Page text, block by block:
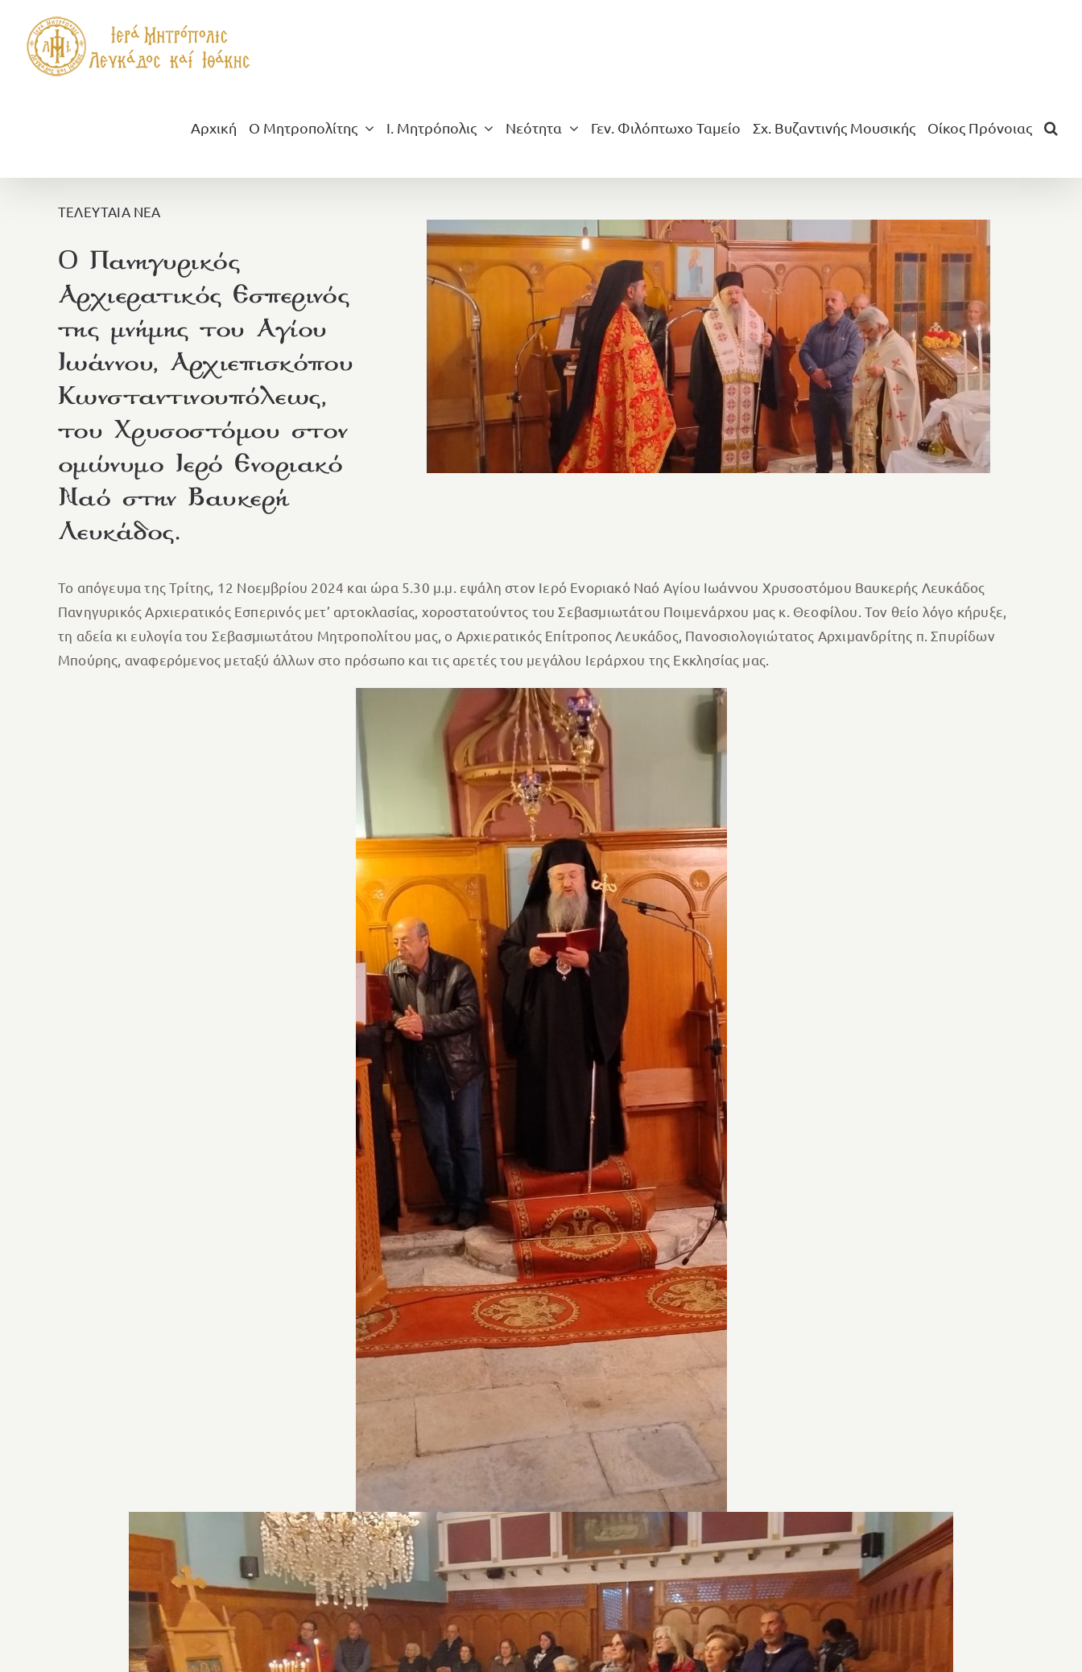
περιεχόμενο
Αρχική Ο Μητροπολίτης Ι. Μητρόπολις Νεότητα Γεν. Φιλόπτωχο Ταμείο Σχ. Βυζαντινής Μουσικής Οίκος Πρόνοιας
ΤΕΛΕΥΤΑΙΑ ΝΕΑ
O Πανηγυρικός
Αρχιερατικός Εσπερινός
της μνήμης του Αγίου
Ιωάννου, Αρχιεπισκόπου
Κωνσταντινουπόλεως,
του Χρυσοστόμου στον
ομώνυμο Ιερό Ενοριακό
Ναό στην Βαυκερή
Λευκάδος.
Το απόγευμα της Τρίτης, 12 Νοεμβρίου 2024 και ώρα 5.30 μ.μ. εψάλη στον Ιερό Ενοριακό Ναό Αγίου Ιωάννου Χρυσοστόμου Βαυκερής Λευκάδος
Πανηγυρικός Αρχιερατικός Εσπερινός μετ’ αρτοκλασίας, χοροστατούντος του Σεβασμιωτάτου Ποιμενάρχου μας κ. Θεοφίλου. Τον θείο λόγο κήρυξε,
τη αδεία κι ευλογία του Σεβασμιωτάτου Μητροπολίτου μας, ο Αρχιερατικός Επίτροπος Λευκάδος, Πανοσιολογιώτατος Αρχιμανδρίτης π. Σπυρίδων
Μπούρης, αναφερόμενος μεταξύ άλλων στο πρόσωπο και τις αρετές του μεγάλου Ιεράρχου της Εκκλησίας μας.